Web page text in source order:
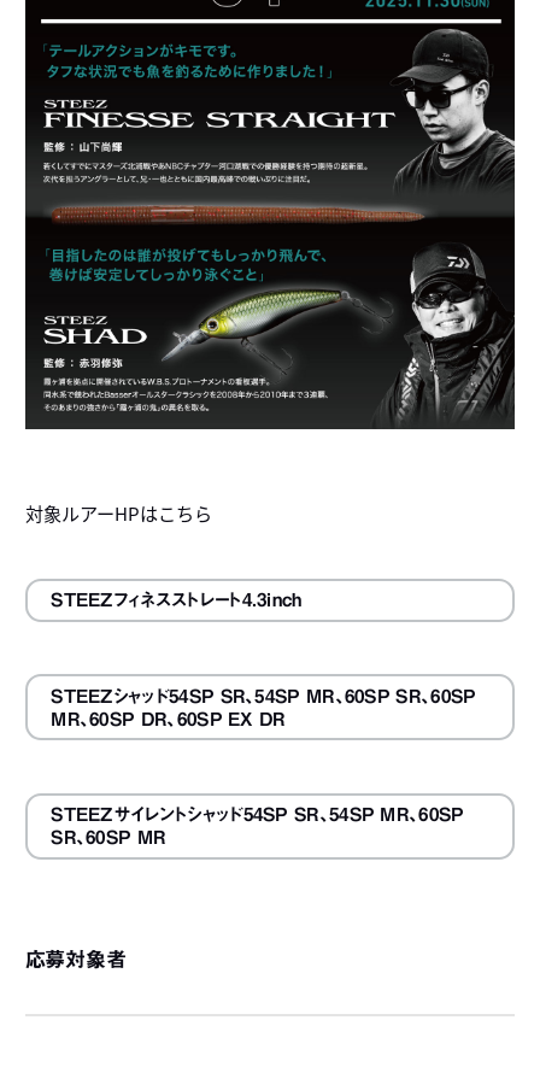
対象ルアーHPはこちら
STEEZフィネスストレート4.3inch
STEEZシャッド54SP SR、54SP MR、60SP SR、60SP
MR、60SP DR、60SP EX DR
STEEZサイレントシャッド54SP SR、54SP MR、60SP
SR、60SP MR
応募対象者